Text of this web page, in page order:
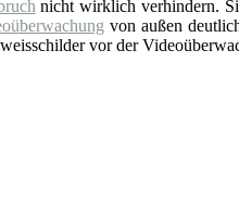
nicht wirklich verhindern.
von außen
vor der